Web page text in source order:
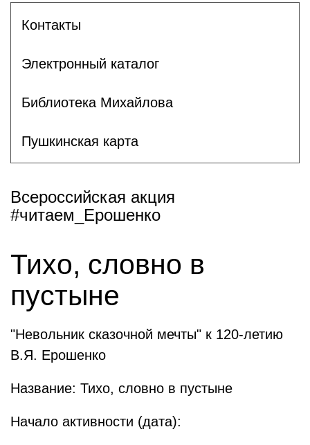
Контакты
Электронный каталог
Библиотека Михайлова
Пушкинская карта
Всероссийская акция
#читаем_Ерошенко
Тихо, словно в
пустыне
"Невольник сказочной мечты" к 120-летию
В.Я. Ерошенко
Название: Тихо, словно в пустыне
Начало активности (дата):